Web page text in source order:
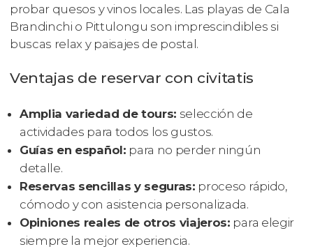
probar quesos y vinos locales. Las playas de Cala
Brandinchi o Pittulongu son imprescindibles si
buscas relax y paisajes de postal.
Ventajas de reservar con civitatis
Amplia variedad de tours: selección de
actividades para todos los gustos.
Guías en español: para no perder ningún
detalle.
Reservas sencillas y seguras: proceso rápido,
cómodo y con asistencia personalizada.
Opiniones reales de otros viajeros: para elegir
siempre la mejor experiencia.